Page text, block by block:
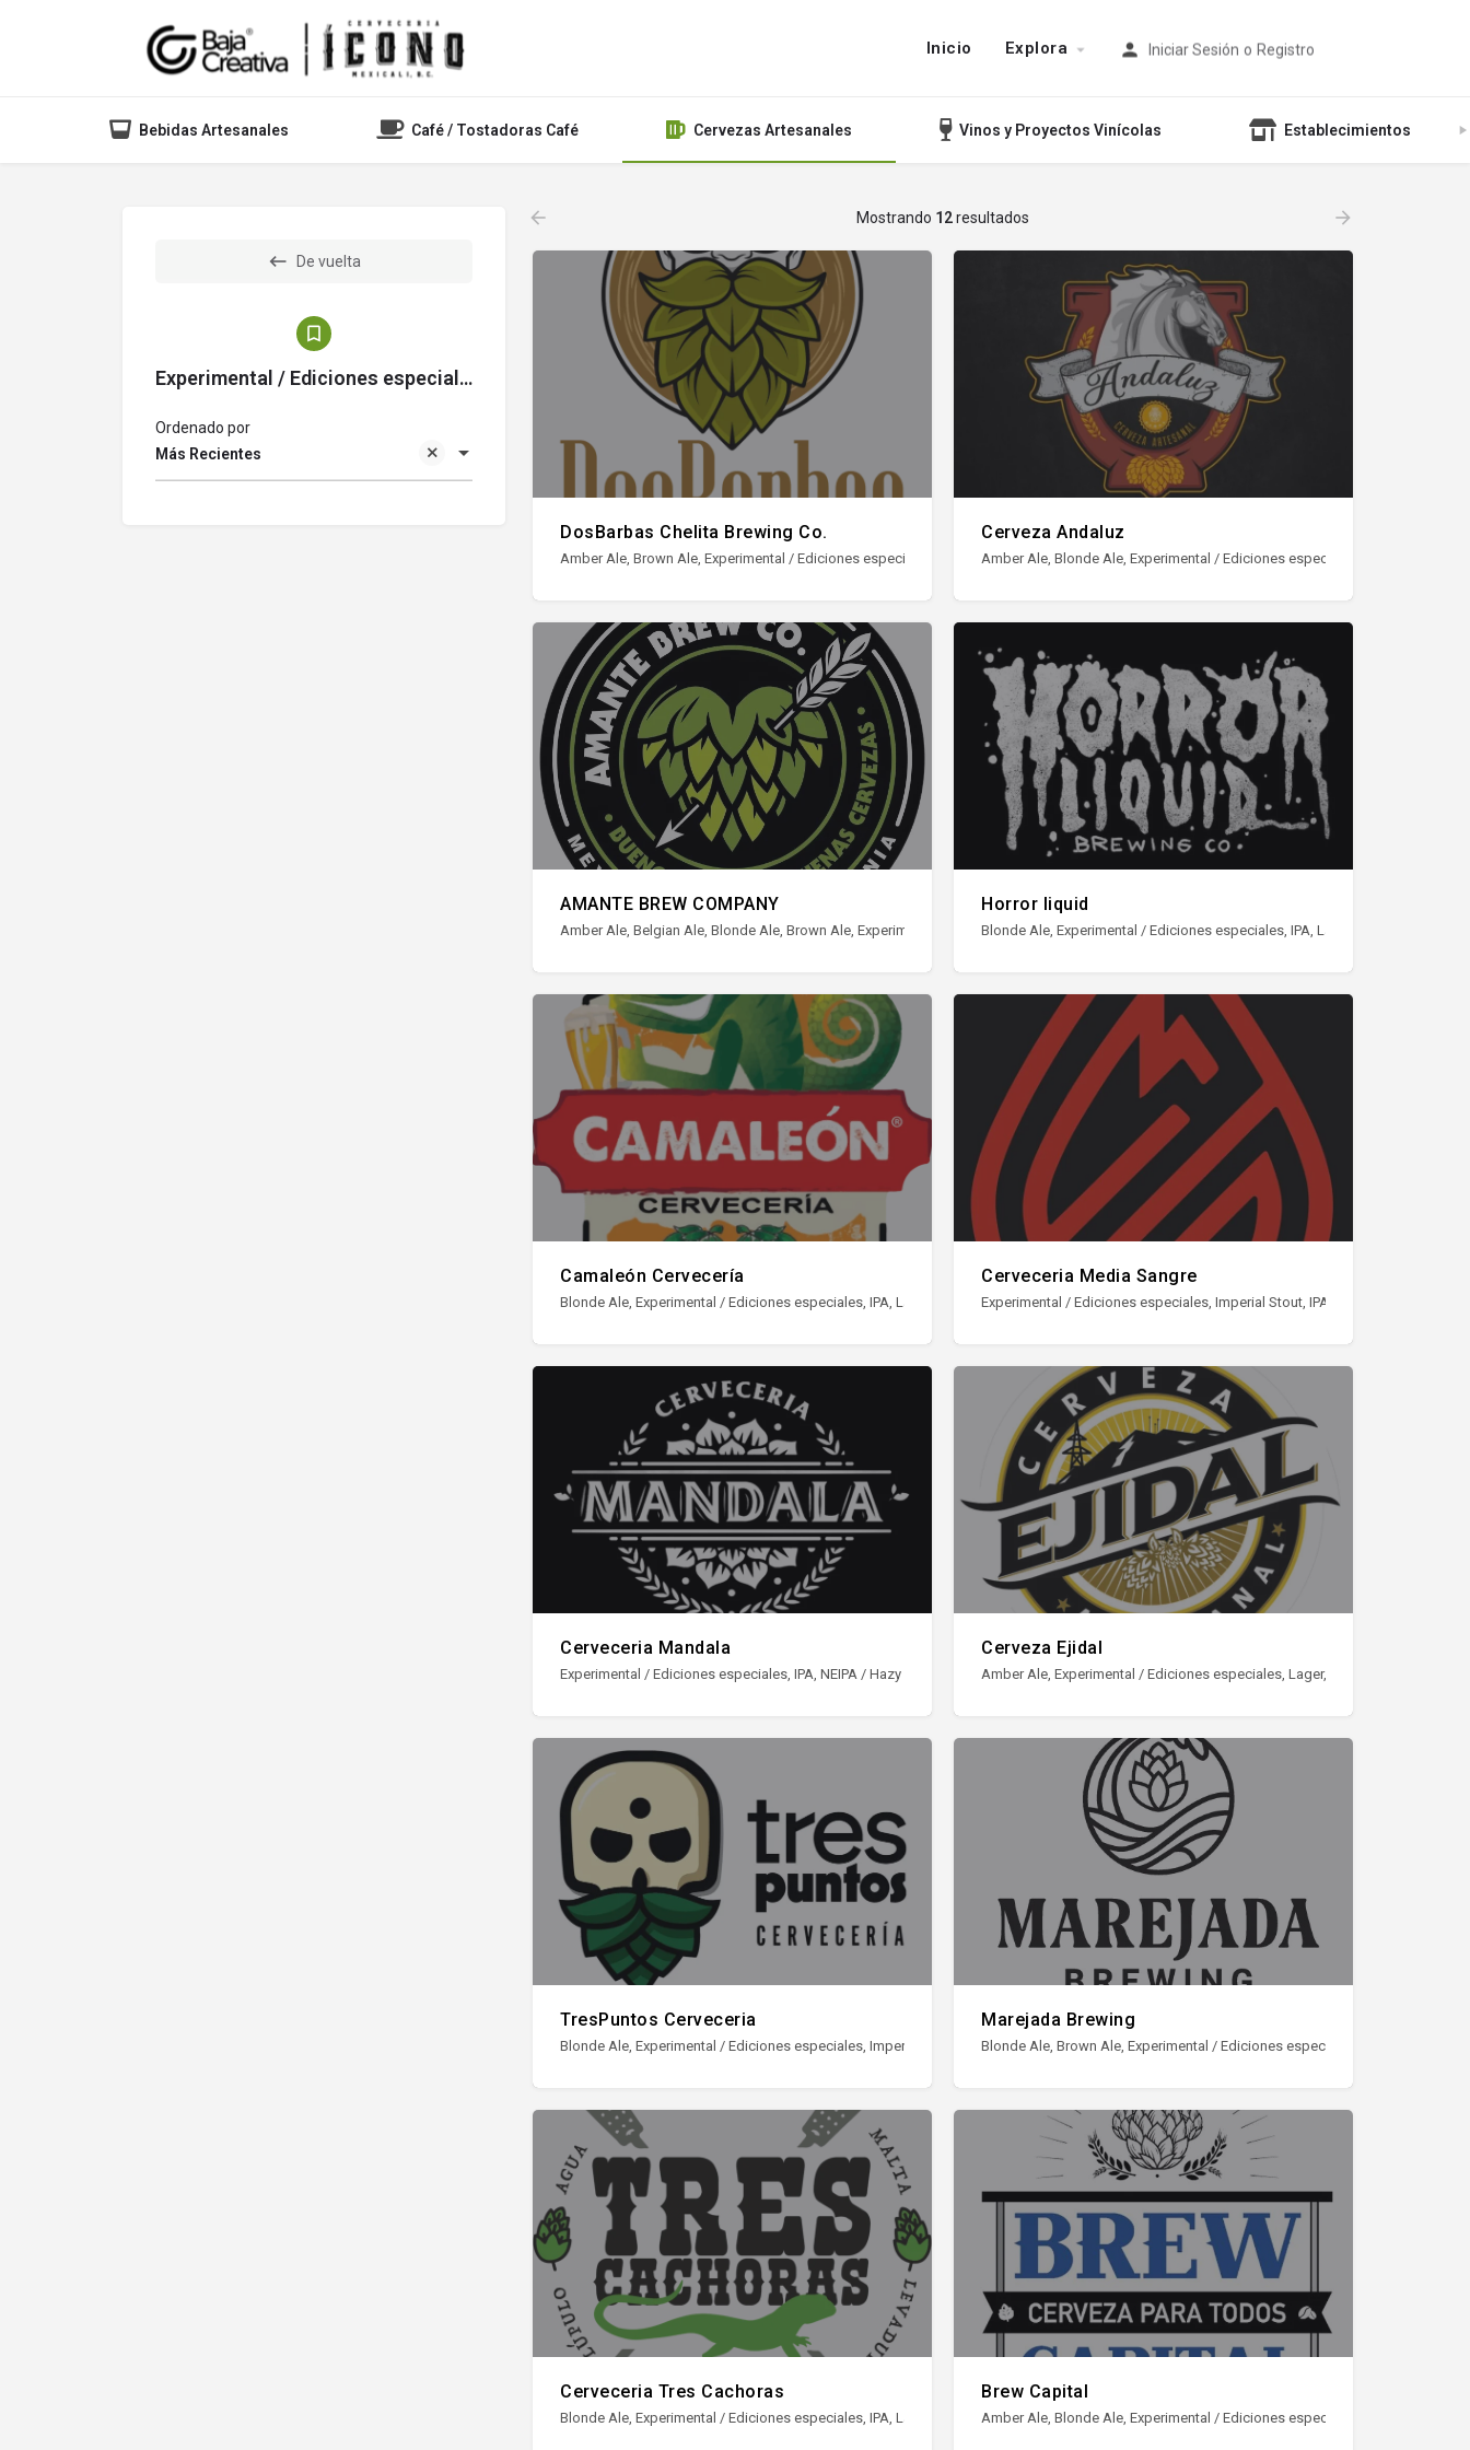
Inicio Explora Iniciar Sesión o Registro
Bebidas Artesanales Café / Tostadoras Café Cervezas Artesanales Vinos y Proyectos Vinícolas Establecimientos
De vuelta
Experimental / Ediciones especiales
Más Recientes
Ordenado por
Mostrando 12resultados
DosBarbas Chelita Brewing Co.
Amber Ale, Brown Ale, Experimental / Ediciones especiales, Lager, Pale Ale, Pilsner, Porter, Red Ale, Sour, Stout
Cerveza Andaluz
Amber Ale, Blonde Ale, Experimental / Ediciones especiales, IPA, Lager,
AMANTE BREW COMPANY
Amber Ale, Belgian Ale, Blonde Ale, Brown Ale, Experimental / Ediciones especiales, IPA, Lager, NEIPA / Hazy IPA, Pale Ale, Pilsner, Porter, Red
Horror liquid
Blonde Ale, Experimental / Ediciones especiales, IPA, Lager, NEIPA / Hazy
Camaleón Cervecería
Blonde Ale, Experimental / Ediciones especiales, IPA, Lager, NEIPA / Hazy IPA, Pale Ale, Porter, Session IPA, Sour, Witbier
Cerveceria Media Sangre
Experimental / Ediciones especiales, Imperial Stout, IPA, Lager, NEIPA / Hazy
Cerveceria Mandala
Experimental / Ediciones especiales, IPA, NEIPA / Hazy IPA, Pale Ale, Session IPA, Stout, Witbier
Cerveza Ejidal
Amber Ale, Experimental / Ediciones especiales, Lager, Pale Ale, Porter,
TresPuntos Cerveceria
Blonde Ale, Experimental / Ediciones especiales, Imperial Stout, IPA, NEIPA / Hazy IPA
Marejada Brewing
Blonde Ale, Brown Ale, Experimental / Ediciones especiales, Imperial Stout,
Cerveceria Tres Cachoras
Blonde Ale, Experimental / Ediciones especiales, IPA, Lager, NEIPA / Hazy IPA, Pale Ale, Stout
Brew Capital
Amber Ale, Blonde Ale, Experimental / Ediciones especiales, Imperial Stout,